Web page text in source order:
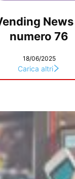
News
numero 76
18/06/2025
Carica altri